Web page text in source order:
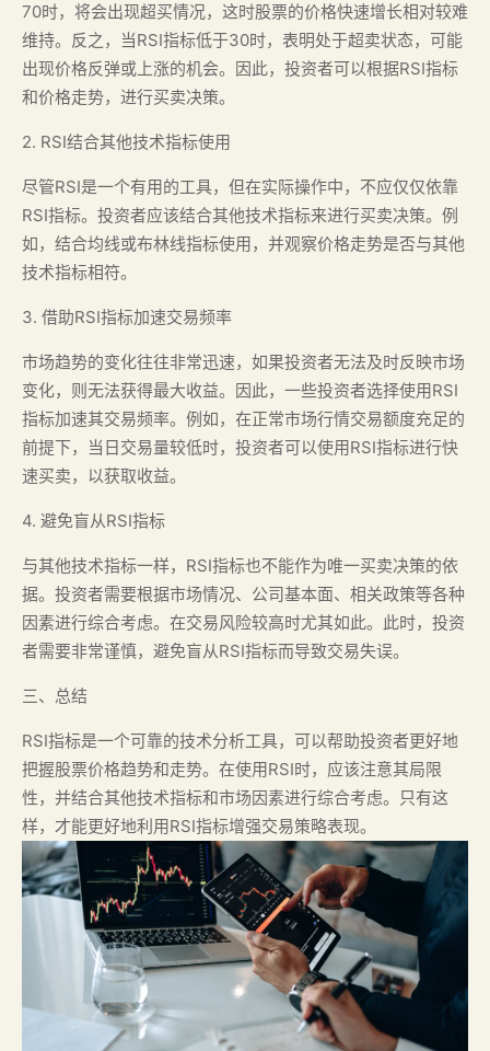
70时，将会出现超买情况，这时股票的价格快速增长相对较难
维持。反之，当RSI指标低于30时，表明处于超卖状态，可能
出现价格反弹或上涨的机会。因此，投资者可以根据RSI指标
和价格走势，进行买卖决策。
2. RSI结合其他技术指标使用
尽管RSI是一个有用的工具，但在实际操作中，不应仅仅依靠
RSI指标。投资者应该结合其他技术指标来进行买卖决策。例
如，结合均线或布林线指标使用，并观察价格走势是否与其他
技术指标相符。
3. 借助RSI指标加速交易频率
市场趋势的变化往往非常迅速，如果投资者无法及时反映市场
变化，则无法获得最大收益。因此，一些投资者选择使用RSI
指标加速其交易频率。例如，在正常市场行情交易额度充足的
前提下，当日交易量较低时，投资者可以使用RSI指标进行快
速买卖，以获取收益。
4. 避免盲从RSI指标
与其他技术指标一样，RSI指标也不能作为唯一买卖决策的依
据。投资者需要根据市场情况、公司基本面、相关政策等各种
因素进行综合考虑。在交易风险较高时尤其如此。此时，投资
者需要非常谨慎，避免盲从RSI指标而导致交易失误。
三、总结
RSI指标是一个可靠的技术分析工具，可以帮助投资者更好地
把握股票价格趋势和走势。在使用RSI时，应该注意其局限
性，并结合其他技术指标和市场因素进行综合考虑。只有这
样，才能更好地利用RSI指标增强交易策略表现。